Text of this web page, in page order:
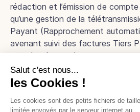
rédaction et l’émission de
qu’une gestion de la
Payant (Rapprochement
avenant suivi des factures Tiers
complet des remboursements et
Démo en ligne